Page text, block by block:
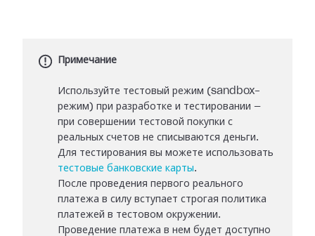
Примечание
Используйте тестовый режим (sandbox-
режим) при разработке и тестировании —
при совершении тестовой покупки с
реальных счетов не списываются деньги.
Для тестирования вы можете использовать
тестовые банковские карты.
После проведения первого реального
платежа в силу вступает строгая политика
платежей в тестовом окружении.
Проведение платежа в нем будет доступно